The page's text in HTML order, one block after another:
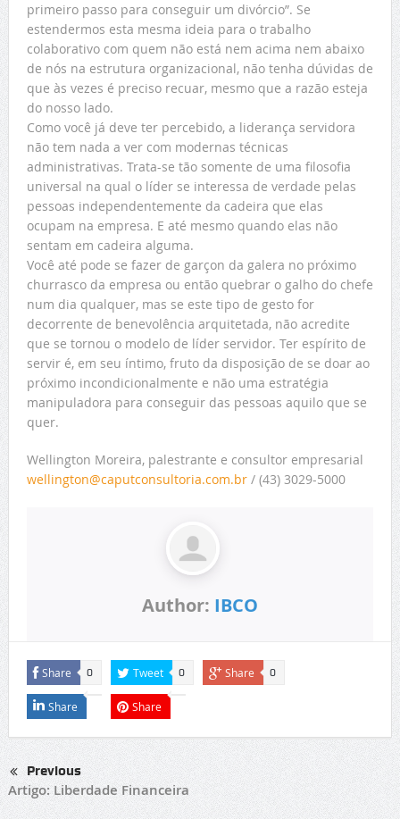
primeiro passo para conseguir um divórcio”. Se
estendermos esta mesma ideia para o trabalho
colaborativo com quem não está nem acima nem abaixo
de nós na estrutura organizacional, não tenha dúvidas de
que às vezes é preciso recuar, mesmo que a razão esteja
do nosso lado.
Como você já deve ter percebido, a liderança servidora
não tem nada a ver com modernas técnicas
administrativas. Trata-se tão somente de uma filosofia
universal na qual o líder se interessa de verdade pelas
pessoas independentemente da cadeira que elas
ocupam na empresa. E até mesmo quando elas não
sentam em cadeira alguma.
Você até pode se fazer de garçon da galera no próximo
churrasco da empresa ou então quebrar o galho do chefe
num dia qualquer, mas se este tipo de gesto for
decorrente de benevolência arquitetada, não acredite
que se tornou o modelo de líder servidor. Ter espírito de
servir é, em seu íntimo, fruto da disposição de se doar ao
próximo incondicionalmente e não uma estratégia
manipuladora para conseguir das pessoas aquilo que se
quer.
Wellington Moreira, palestrante e consultor empresarial
wellington@caputconsultoria.com.br/ (43) 3029-5000
Author: IBCO
Share 0 Tweet 0 Share 0
Share Share
Previous
Artigo: Liberdade Financeira